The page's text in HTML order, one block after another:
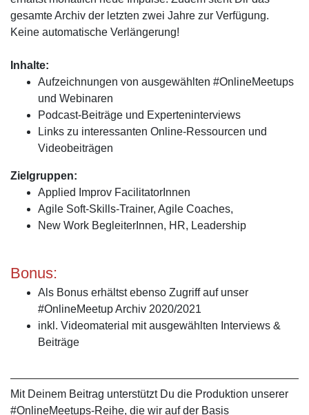
gesamte Archiv der letzten zwei Jahre zur Verfügung.
Keine automatische Verlängerung!
Inhalte:
Aufzeichnungen von ausgewählten #OnlineMeetups
und Webinaren
Podcast-Beiträge und Experteninterviews
Links zu interessanten Online-Ressourcen und
Videobeiträgen
Zielgruppen:
Applied Improv FacilitatorInnen
Agile Soft-Skills-Trainer, Agile Coaches,
New Work BegleiterInnen, HR, Leadership
Bonus:
Als Bonus erhältst ebenso Zugriff auf unser
#OnlineMeetup Archiv 2020/2021
inkl. Videomaterial mit ausgewählten Interviews &
Beiträge
Mit Deinem Beitrag unterstützt Du die Produktion unserer
#OnlineMeetups-Reihe, die wir auf der Basis